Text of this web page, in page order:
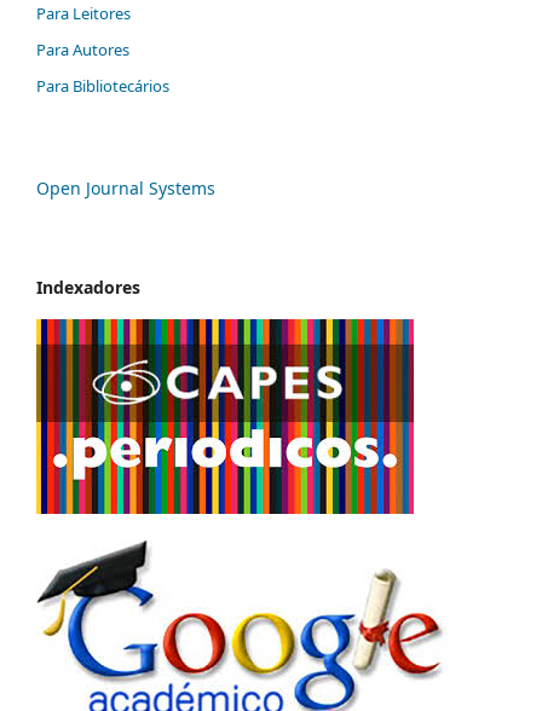
Para Leitores
Para Autores
Para Bibliotecários
Open Journal Systems
Indexadores